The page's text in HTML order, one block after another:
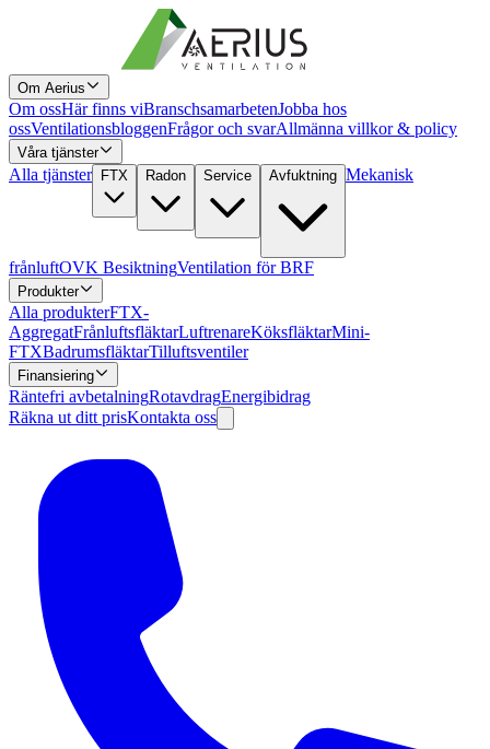
Om Aerius
Om ossHär finns viBranschsamarbetenJobba hos
ossVentilationsbloggenFrågor och svarAllmänna villkor & policy
Våra tjänster
Alla tjänster FTX Radon Service Avfuktning Mekanisk
frånluftOVK BesiktningVentilation för BRF
Produkter
Alla produkterFTX-
AggregatFrånluftsfläktarLuftrenareKöksfläktarMini-
FTXBadrumsfläktarTilluftsventiler
Finansiering
Räntefri avbetalningRotavdragEnergibidrag
Räkna ut ditt prisKontakta oss